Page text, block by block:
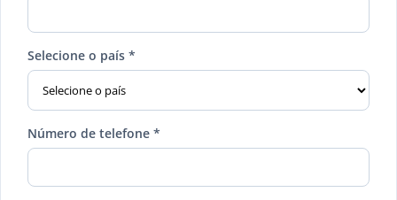
Selecione o país *
Número de telefone *